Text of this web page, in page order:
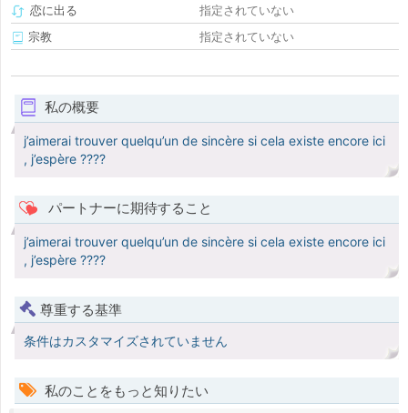
恋に出る
指定されていない
宗教
指定されていない
私の概要
j’aimerai trouver quelqu’un de sincère si cela existe encore ici
, j’espère ????
パートナーに期待すること
j’aimerai trouver quelqu’un de sincère si cela existe encore ici
, j’espère ????
尊重する基準
条件はカスタマイズされていません
私のことをもっと知りたい